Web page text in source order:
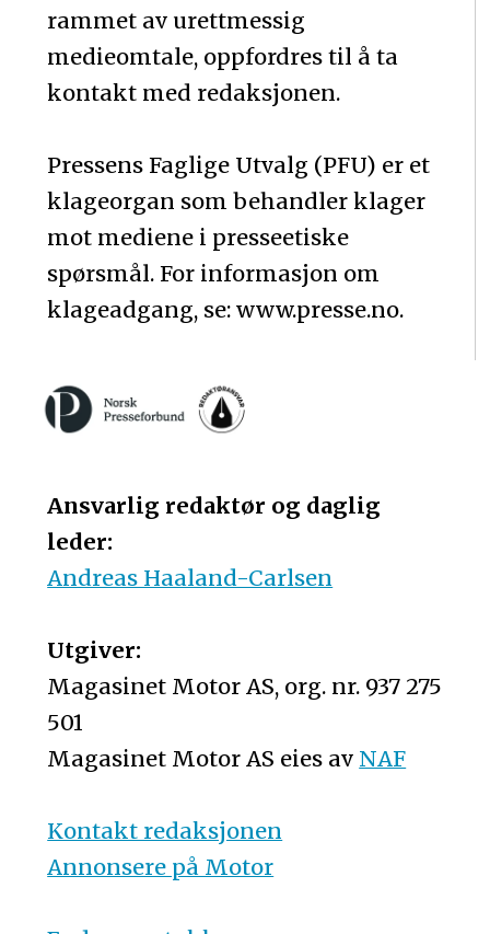
rammet av urettmessig
medieomtale, oppfordres til å ta
kontakt med redaksjonen.
Pressens Faglige Utvalg (PFU) er et
klageorgan som behandler klager
mot mediene i presseetiske
spørsmål. For informasjon om
klageadgang, se: www.presse.no.
Ansvarlig redaktør og daglig
leder:
Andreas Haaland-Carlsen
Utgiver:
Magasinet Motor AS, org. nr. 937 275
501
Magasinet Motor AS eies av NAF
Kontakt redaksjonen
Annonsere på Motor